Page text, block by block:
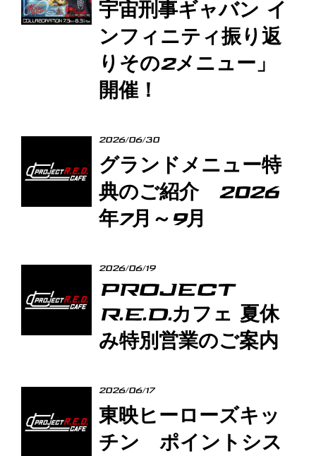
宇宙刑事ギャバン イ
ンフィニティ振り返
りその2メニュー」
開催！
2026/06/30
グランドメニュー特
典のご紹介 2026
年7月～9月
2026/06/19
PROJECT
R.E.D.カフェ 夏休
み特別営業のご案内
2026/06/17
東映ヒーローズキッ
チン ポイントシス